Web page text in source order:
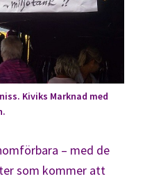
Kiviks Marknad med
– med de
som kommer att